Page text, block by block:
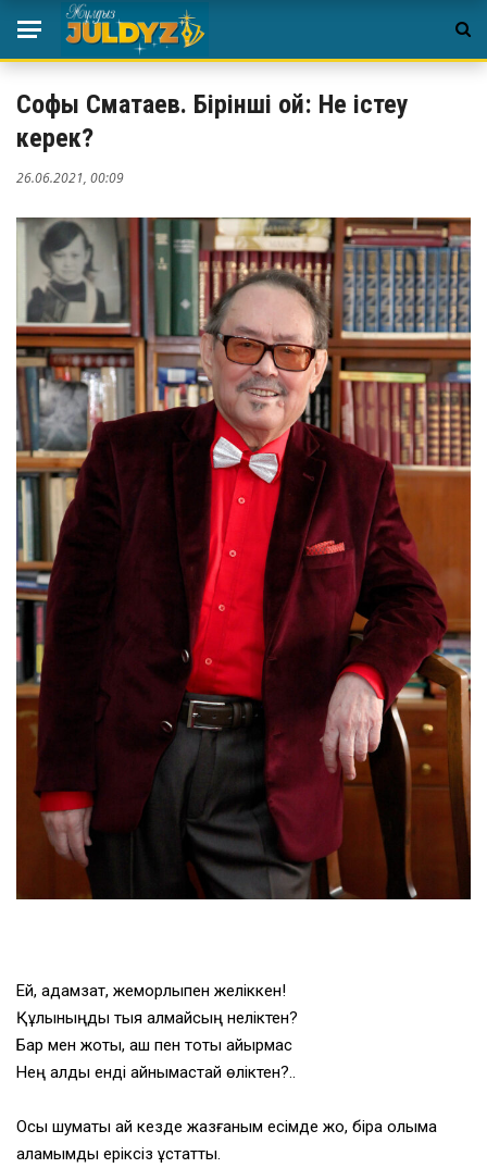
Софы Сматаев. Бірінші ой: Не істеу
керек?
26.06.2021, 00:09
Ей, адамзат, жемқорлықпен желіккен!
Құлқыныңды тыя алмайсың неліктен?
Бар мен жоқты, аш пен тоқты айырмас
Нең қалды енді айнымастай өліктен?..
Осы шумақты қай кезде жазғаным есімде жоқ, бірақ қолыма
қаламымды еріксіз ұстатты.